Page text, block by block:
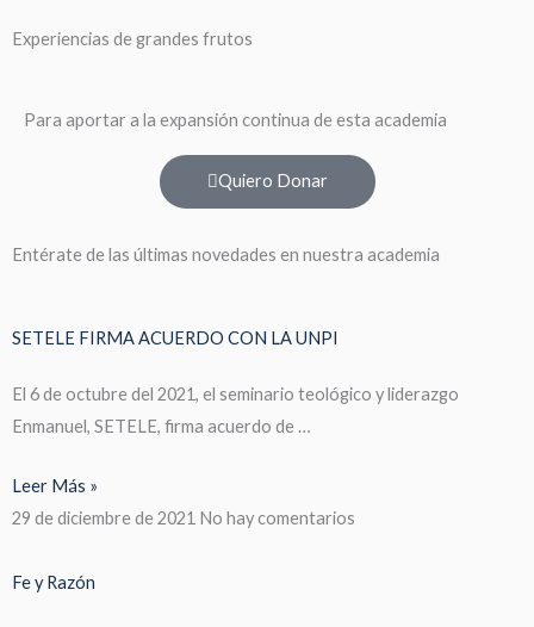
Experiencias de grandes frutos
Para aportar a la expansión continua de esta academia
Quiero Donar
Entérate de las últimas novedades en nuestra academia
SETELE FIRMA ACUERDO CON LA UNPI
El 6 de octubre del 2021, el seminario teológico y liderazgo
Enmanuel, SETELE, firma acuerdo de …
Leer Más »
29 de diciembre de 2021 No hay comentarios
Fe y Razón